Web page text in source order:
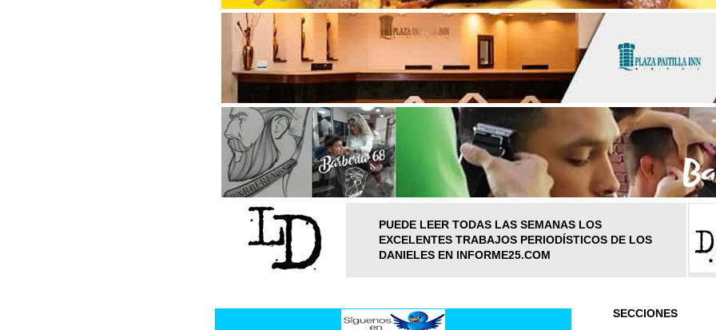
PUEDE LEER TODAS LAS SEMANAS LOS
EXCELENTES TRABAJOS PERIODÍSTICOS DE LOS
DANIELES EN INFORME25.COM
SECCIONES